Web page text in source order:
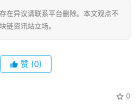
在异议请联系平台删除。本文观点不
链资讯站立场。
赞 (0)
0